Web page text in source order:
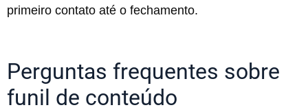
primeiro contato até o fechamento.
Perguntas frequentes sobre
funil de conteúdo